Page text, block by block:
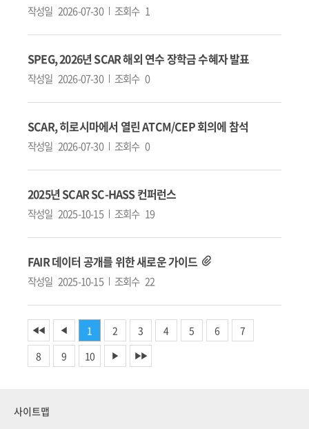
작성일 2026-07-30 조회수 1
SPEG, 2026년 SCAR 해외 연수 장학금 수혜자 발표
작성일 2026-07-30 조회수 0
SCAR, 히로시마에서 열린 ATCM/CEP 회의에 참석
작성일 2026-07-30 조회수 0
2025년 SCAR SC-HASS 컨퍼런스
작성일 2025-10-15 조회수 19
FAIR 데이터 공개를 위한 새로운 가이드
작성일 2025-10-15 조회수 22
◀◀ ◀ 1 2 3 4 5 6
7
8
9 10 ▶ ▶▶
사이트맵